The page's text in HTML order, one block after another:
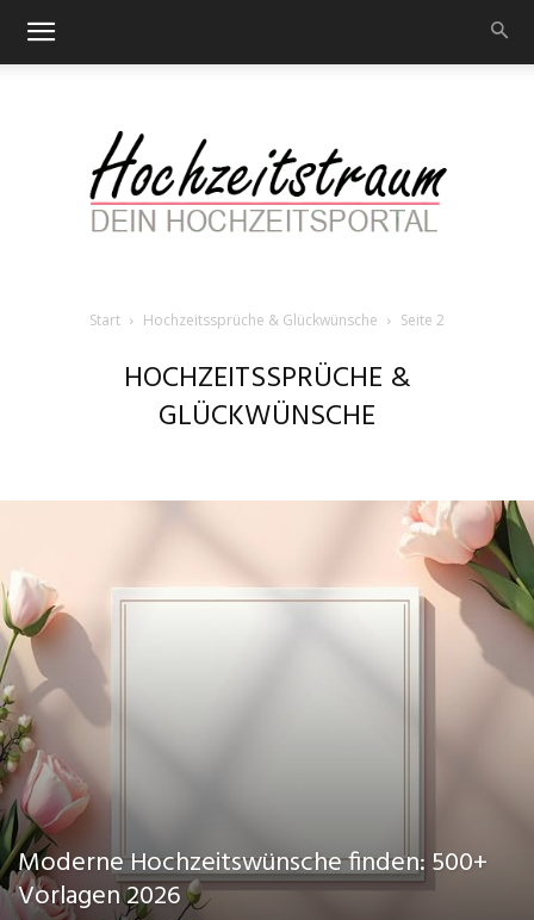
um
Start Hochzeitssprüche & Glückwünsche Seite 2
HOCHZEITSSPRÜCHE &
GLÜCKWÜNSCHE
Moderne Hochzeitswünsche finden: 500+
Vorlagen 2026